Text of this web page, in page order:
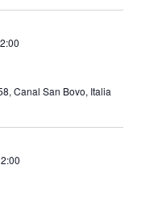
Canal San Bovo, Italia